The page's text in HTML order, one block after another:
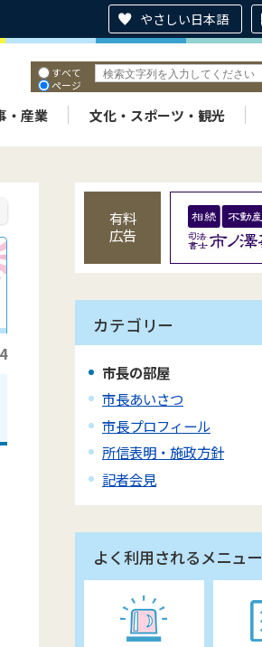
やさしい日本語
すべて
ページ
・産業 文化・スポーツ・観光
有料
広告
カテゴリー
市長の部屋
市長あいさつ
市長プロフィール
所信表明・施政方針
記者会見
よく利用されるメニュー